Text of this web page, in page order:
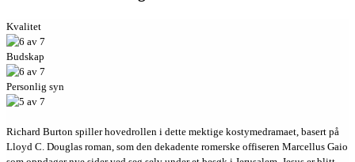
Kvalitet
Budskap
Personlig syn
Richard Burton spiller hovedrollen i dette mektige kostymedramaet, basert på
Lloyd C. Douglas roman, som den dekadente romerske offiseren Marcellus Gaio